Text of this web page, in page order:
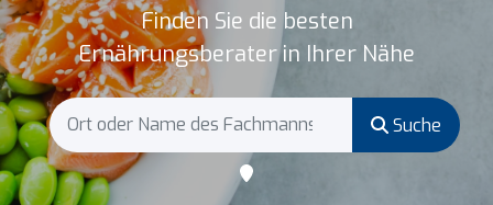
Finden Sie die besten
Ernährungsberater in Ihrer Nähe
Suche